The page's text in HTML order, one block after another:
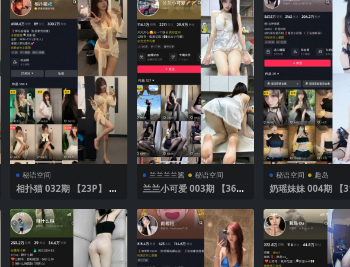
秘语空间
相扑猫 032期 【23P】 20
兰兰兰兰酱 秘语空间
兰兰小可爱 003期 【36
秘语空间 趣岛
奶瑶妹妹 004期 【